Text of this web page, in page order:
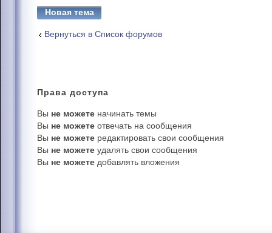
Новая тема
Вернуться в Список форумов
Права доступа
Вы не можете начинать темы
Вы не можете отвечать на сообщения
Вы не можете редактировать свои сообщения
Вы не можете удалять свои сообщения
Вы не можете добавлять вложения